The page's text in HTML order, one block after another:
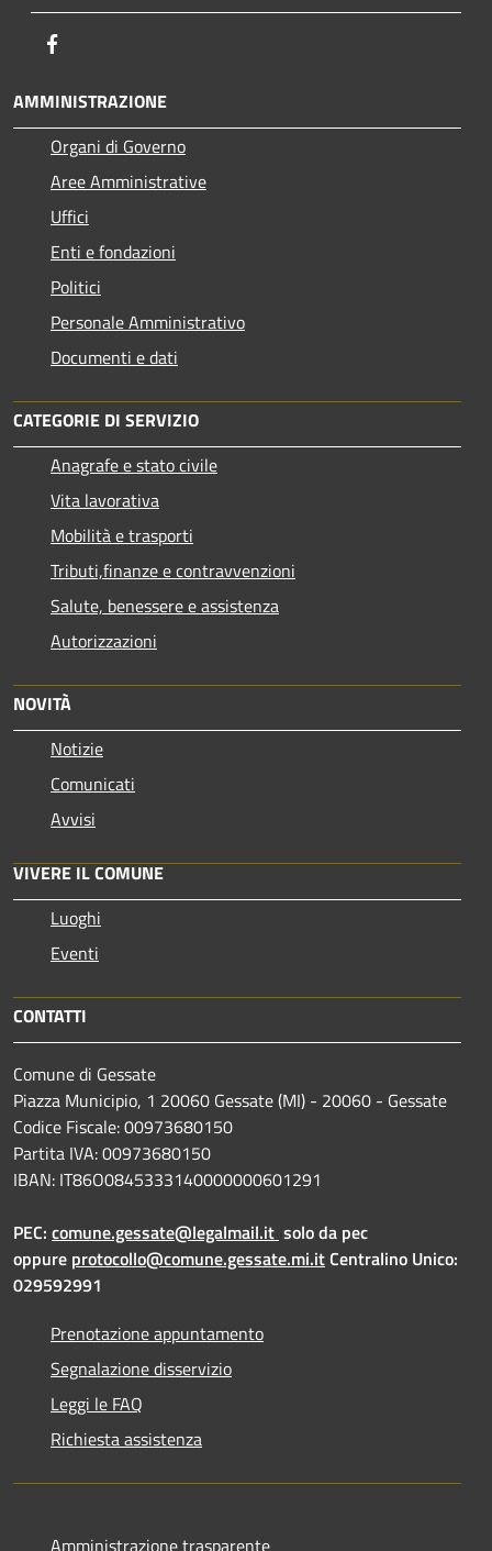
AMMINISTRAZIONE
Organi di Governo
Aree Amministrative
Uffici
Enti e fondazioni
Politici
Personale Amministrativo
Documenti e dati
CATEGORIE DI SERVIZIO
Anagrafe e stato civile
Vita lavorativa
Mobilità e trasporti
Tributi,finanze e contravvenzioni
Salute, benessere e assistenza
Autorizzazioni
NOVITÀ
Notizie
Comunicati
Avvisi
VIVERE IL COMUNE
Luoghi
Eventi
CONTATTI
Comune di Gessate
Piazza Municipio, 1 20060 Gessate (MI) - 20060 - Gessate
Codice Fiscale: 00973680150
Partita IVA: 00973680150
IBAN: IT86O0845333140000000601291
PEC: comune.gessate@legalmail.it solo da pec
oppure protocollo@comune.gessate.mi.itCentralino Unico:
029592991
Prenotazione appuntamento
Segnalazione disservizio
Leggi le FAQ
Richiesta assistenza
Amministrazione trasparente